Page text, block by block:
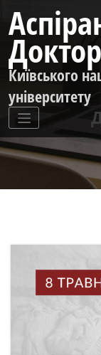
контенту
Київського
університету